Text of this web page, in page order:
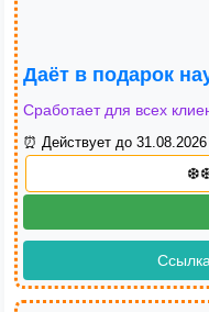
Даёт в подарок
Сработает для всех
⏰ Действует до 31.08.2026